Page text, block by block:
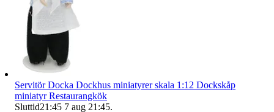
Servitör Docka Dockhus miniatyrer skala 1:12 Dockskåp
miniatyr Restaurangkök
Sluttid21:45 7 aug 21:45.